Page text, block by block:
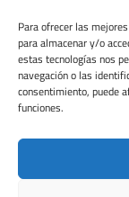
Para ofrecer las
para almacenar y/o
estas tecnologías nos
navegación o las
consentimiento, puede
funciones.